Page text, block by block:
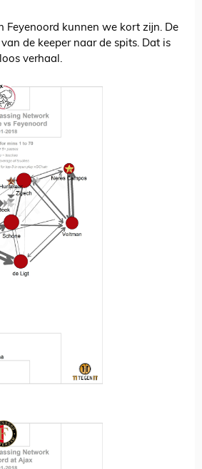
Feyenoord kunnen we kort zijn. De
de keeper naar de spits. Dat is
verhaal.